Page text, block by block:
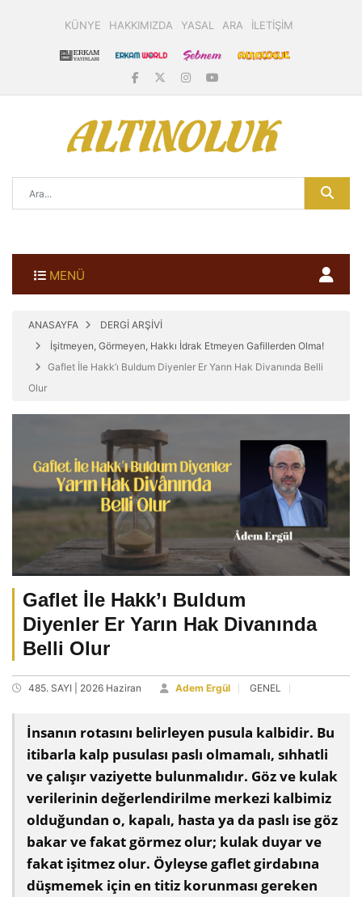
KÜNYE HAKKIMIZDA YASAL ARA İLETİŞİM
MENÜ
ANASAYFA
DERGİ ARŞİVİ
İşitmeyen, Görmeyen, Hakkı İdrak Etmeyen Gafillerden Olma!
Gaflet İle Hakk’ı Buldum Diyenler Er Yarın Hak Divanında Belli
Olur
Gaflet İle Hakk’ı Buldum
Diyenler Er Yarın Hak Divanında
Belli Olur
485. SAYI | 2026 Haziran Adem Ergül GENEL
İnsanın rotasını belirleyen pusula kalbidir. Bu
itibarla kalp pusulası paslı olmamalı, sıhhatli
ve çalışır vaziyette bulunmalıdır. Göz ve kulak
verilerinin değerlendirilme merkezi kalbimiz
olduğundan o, kapalı, hasta ya da paslı ise göz
bakar ve fakat görmez olur; kulak duyar ve
fakat işitmez olur. Öyleyse gaflet girdabına
düşmemek için en titiz korunması gereken